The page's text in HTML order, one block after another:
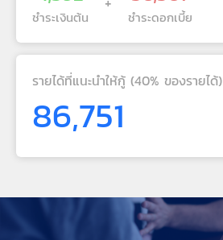
ชำระเงินต้น ชำระดอกเบี้ย
รายได้ที่แนะนำให้กู้ (40% ของรายได้)
86,751